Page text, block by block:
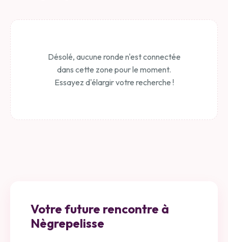
Désolé, aucune ronde n'est connectée
dans cette zone pour le moment.
Essayez d'élargir votre recherche !
Votre future rencontre à
Nègrepelisse